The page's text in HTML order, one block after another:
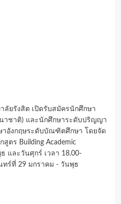
ลัยรังสิต เปิดรับสมัครนักศึกษา
าชาติ) และนักศึกษาระดับปริญญา
าอังกฤษระดับบัณฑิตศึกษา โดยจัด
ตร Building Academic
และวันศุกร์ เวลา 18.00-
ทร์ที่ 29 มกราคม - วันพุธ